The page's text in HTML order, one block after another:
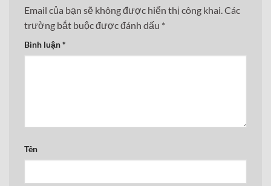
Email của bạn sẽ không được hiển thị công khai.Các
trường bắt buộc được đánh dấu *
Bình luận*
Tên